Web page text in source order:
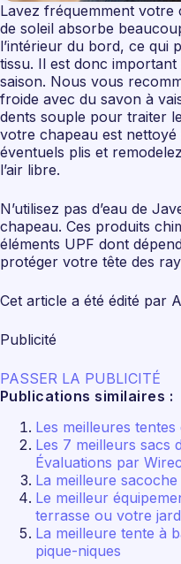
Lavez fréquemment votre
de soleil absorbe
l’intérieur du bord, ce qui
tissu. Il est donc
saison. Nous vous
froide avec du savon à
dents souple pour traiter
votre chapeau est
éventuels plis et
l’air libre.
N’utilisez pas d’eau de
chapeau. Ces produits
éléments UPF dont
protéger votre tête des
Cet article a été édité par
Publicité
PASSER LA PUBLICITÉ
Publications similaires :
Les meilleures tentes
Les 7 meilleurs sacs
Évaluations par
La meilleure
Le meilleur
terrasse ou votre
La meilleure tente à
pique-niques